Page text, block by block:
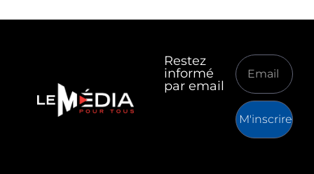
Restez
informé
par email
M'inscrire